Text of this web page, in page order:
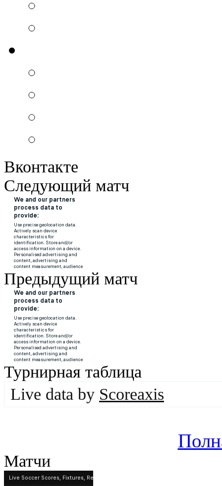
Вконтакте
Следующий матч
Предыдущий матч
Турнирная таблица
Live data by Scoreaxis
Матчи